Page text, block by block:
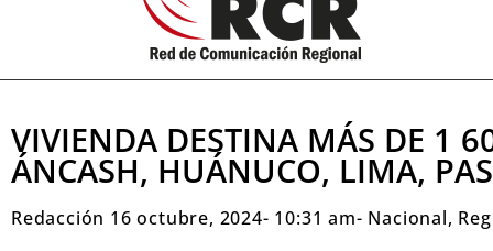
VIVIENDA DESTINA MÁS DE 1
ÁNCASH, HUÁNUCO, LIMA,
Redacción 16 octubre, 2024- 10:31 am- Nacional,